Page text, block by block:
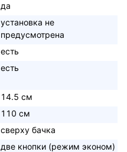
да
установка не
предусмотрена
есть
есть
14.5 см
110 см
сверху бачка
две кнопки (режим эконом)